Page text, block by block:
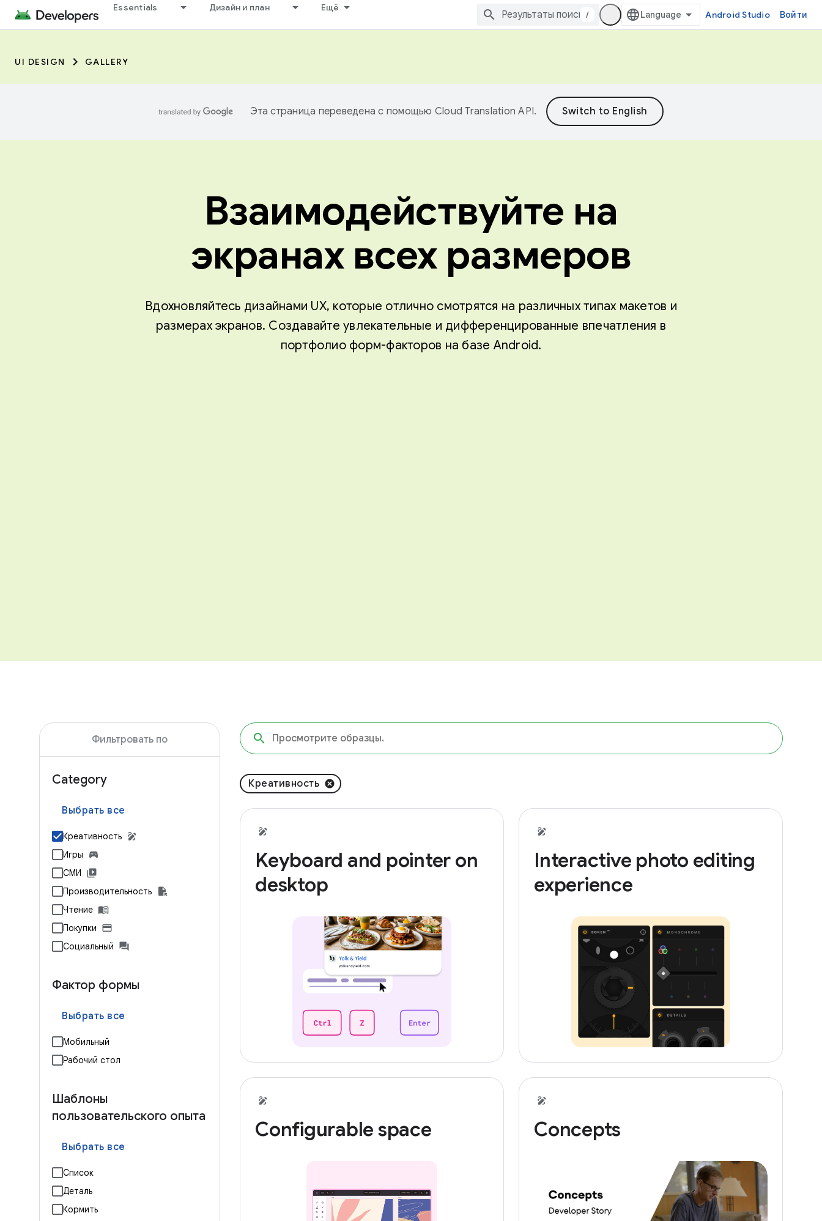
Essentials Дизайн и план Ещё
/ Android Studio Войти
UI DESIGN GALLERY
Эта страница переведена с помощью Cloud Translation API.
Взаимодействуйте на
экранах всех размеров
Вдохновляйтесь дизайнами UX, которые отлично смотрятся на различных типах макетов и
размерах экранов. Создавайте увлекательные и дифференцированные впечатления в
портфолио форм-факторов на базе Android.
Фильтровать по
Category
Выбрать все
Креативность
Игры
СМИ
Производительность
Чтение
Покупки
Социальный
Фактор формы
Выбрать все
Мобильный
Рабочий стол
Шаблоны
пользовательского опыта
Выбрать все
Список
Деталь
Кормить
Креативность
Keyboard and pointer on
desktop
Interactive photo editing
experience
Configurable space Concepts